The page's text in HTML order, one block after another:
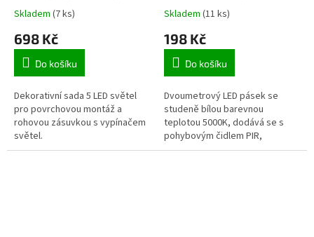
kruhových LED světel 2W,
průměr 65mm
Skladem (7 ks)
698 Kč
Do košíku
Dekorativní sada 5 LED světel
pro povrchovou montáž a
rohovou zásuvkou s vypínačem
světel.
pásek s pohybovým
čidlem, napájení na
baterie 4xAAA
Skladem (11 ks)
198 Kč
Do košíku
Dvoumetrový LED pásek se
studeně bílou barevnou
teplotou 5000K, dodává se s
pohybovým čidlem PIR,
soumrakovým čidlem a